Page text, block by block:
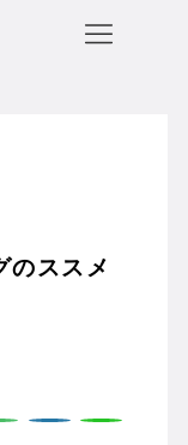
のススメ